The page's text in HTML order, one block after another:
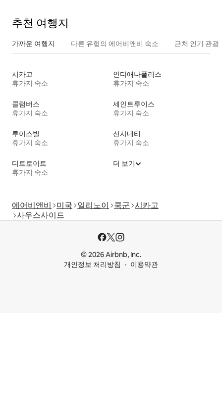
추천 여행지
가까운 여행지 다른 유형의 에어비앤비 숙소 근처 인기 관광
시카고
휴가지 숙소
인디애나폴리스
휴가지 숙소
콜럼버스
휴가지 숙소
세인트루이스
휴가지 숙소
루이스빌
휴가지 숙소
신시내티
휴가지 숙소
디트로이트
휴가지 숙소
더 보기
에어비앤비 미국 일리노이 쿡군 시카고
사우스사이드
© 2026 Airbnb, Inc.
개인정보 처리방침
이용약관